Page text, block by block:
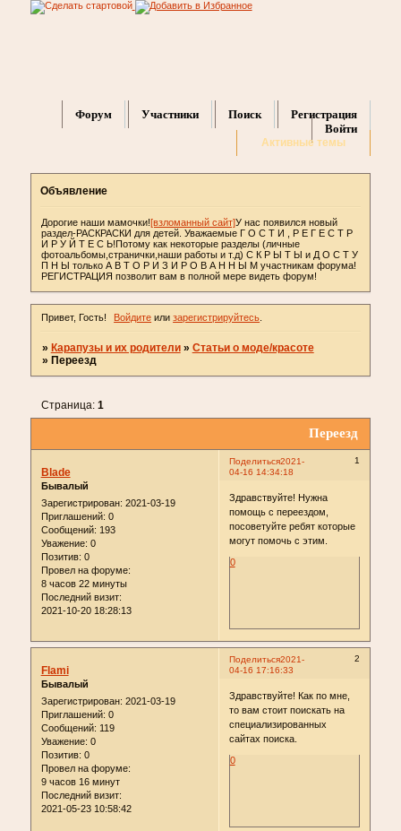
Форум Участники Поиск
Регистрация
Войти
Активные темы
Объявление
Дорогие наши мамочки![взломанный сайт]У нас появился новый
раздел-РАСКРАСКИ для детей. Уважаемые Г О С Т И , Р Е Г Е С Т Р
И Р У Й Т Е С Ь!Потому как некоторые разделы (личные
фотоальбомы,странички,наши работы и т.д) С К Р Ы Т Ы и Д О С Т У
П Н Ы только А В Т О Р И З И Р О В А Н Н Ы М участникам форума!
РЕГИСТРАЦИЯ позволит вам в полной мере видеть форум!
Привет, Гость! Войдите илизарегистрируйтесь
» Карапузы и их родители » Статьи о моде/красоте
» Переезд
Переезд
Страница: 1
Поделиться 1
2021-
04-16 14:34:18
Blade
Бывалый
Зарегистрирован: 2021-03-19
Приглашений: 0
Сообщений: 193
Уважение: 0
Позитив: 0
Провел на форуме:
8 часов 22 минуты
Последний визит:
2021-10-20 18:28:13
Здравствуйте! Нужна
помощь с переездом,
посоветуйте ребят которые
могут помочь с этим.
0
Поделиться 2
2021-
04-16 17:16:33
Flami
Бывалый
Зарегистрирован: 2021-03-19
Приглашений: 0
Сообщений: 119
Уважение: 0
Позитив: 0
Провел на форуме:
9 часов 16 минут
Последний визит:
2021-05-23 10:58:42
Здравствуйте! Как по мне,
то вам стоит поискать на
специализированных
сайтах поиска.
0